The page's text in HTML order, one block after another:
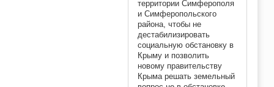
территории Симферополя
и Симферопольского
района, чтобы не
дестабилизировать
социальную обстановку в
Крыму и позволить
новому правительству
Крыма решать земельный